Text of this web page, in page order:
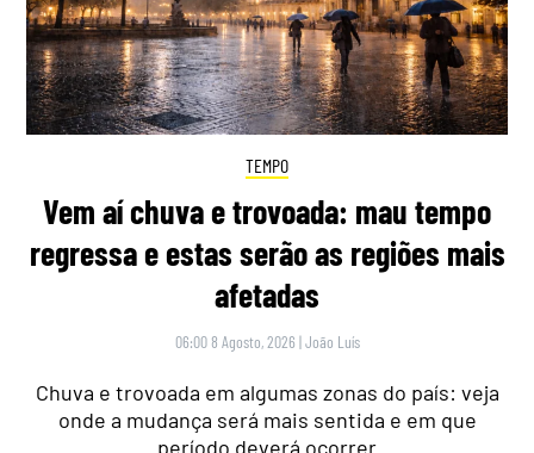
TEMPO
Vem aí chuva e trovoada: mau tempo
regressa e estas serão as regiões mais
afetadas
06:00 8 Agosto, 2026 |João Luís
Chuva e trovoada em algumas zonas do país: veja
onde a mudança será mais sentida e em que
período deverá ocorrer